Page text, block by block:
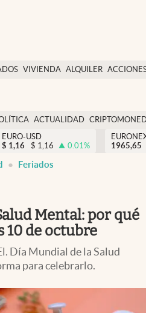
VIVIENDA ALQUILER
USA
ACTUALIDAD
EURO-USD
$ 1,16 $ 1,16 0.01%
1965,65
Feriados
Mental: por qué
10 de octubre
Día Mundial de la Salud
para celebrarlo.